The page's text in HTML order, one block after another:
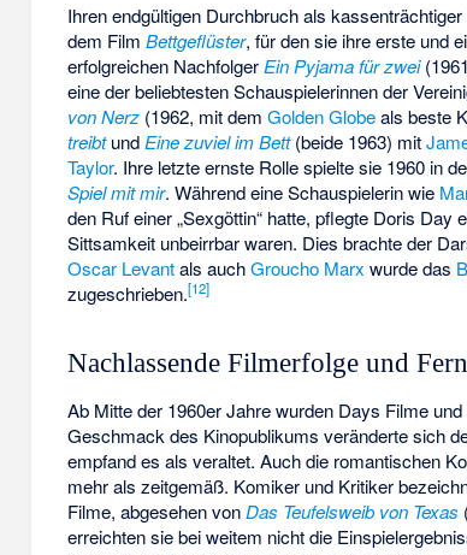
Ihren endgültigen Durchbruch als
dem FilmBettgeflüster, für den sie ihre erste und
erfolgreichen Nachfolger Ein Pyjama für zwei
eine der beliebtesten Schauspielerinnen der
von Nerz (1962, mit demGolden Globeals beste
treibtund Eine zuviel im Bett(beide 1963) mit
Taylor. Ihre letzte ernste Rolle spielte sie 1960 in
Spiel mit mir. Während eine Schauspielerin wie
den Ruf einer „Sexgöttin“ hatte, pflegte Doris
Sittsamkeit unbeirrbar waren. Dies brachte der
Oscar Levantals auchGroucho Marx wurde das
zugeschrieben.[12]
Nachlassende Filmerfolge und
Ab Mitte der 1960er Jahre wurden Days Filme
Geschmack des Kinopublikums veränderte sich
empfand es als veraltet. Auch die romantischen
mehr als zeitgemäß. Komiker und Kritiker
Filme, abgesehen vonDas Teufelsweib von Texas
erreichten sie bei weitem nicht die